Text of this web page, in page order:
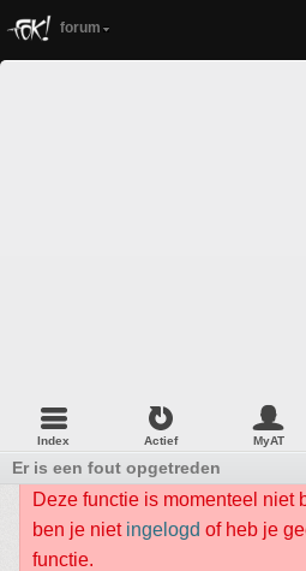
forum
Index Actief MyAT
Er is een fout opgetreden
Deze functie is momenteel niet
ben je niet ingelogd of heb je
functie.